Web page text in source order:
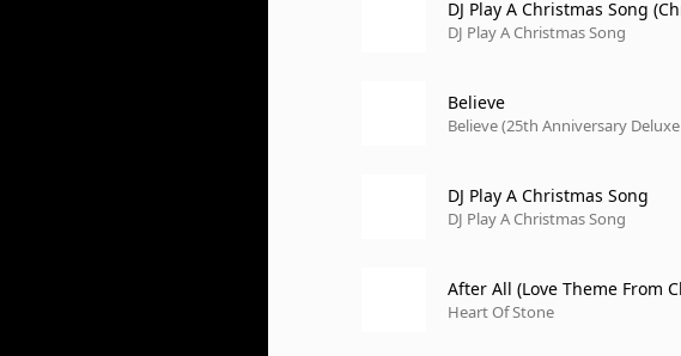
DJ Play A Christmas Song
DJ Play A Christmas Song
Believe
Believe (25th Anniversary
DJ Play A Christmas Song
DJ Play A Christmas Song
After All (Love Theme From
Heart Of Stone